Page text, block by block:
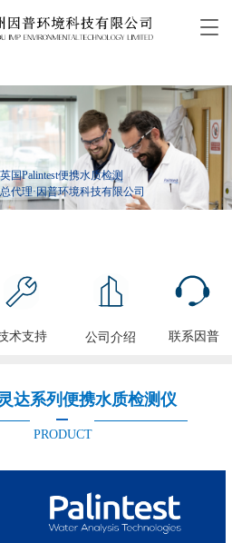
T
g
e
n
a
v
i
g
n
英国Palintest便携水质检测
代理·因普环境科技有限公司
术支持 公司介绍 联系因普
达系列便携水质检测仪
PRODUCT